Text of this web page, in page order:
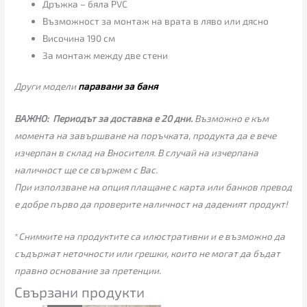
Дръжка – бяла PVC
Възможност за монтаж на врата в ляво или дясно
Височина 190 см
За монтаж между две стени
Други моделипаравани за баня
ВАЖНО: Периодът за доставка е 20 дни. Възможно е към
момента на завършване на поръчката, продукта да е вече
изчерпан в склад на Вносителя. В случай на изчерпана
наличност ще се свържем с Вас.
При използване на опция плащане с карта или банков превод
е добре първо да проверите наличност на даденият продукт!
*Снимките на продуктите са илюстративни и е възможно да
съдържат неточности или грешки, които не могат да бъдат
правно основание за претенции.
Свързани продукти